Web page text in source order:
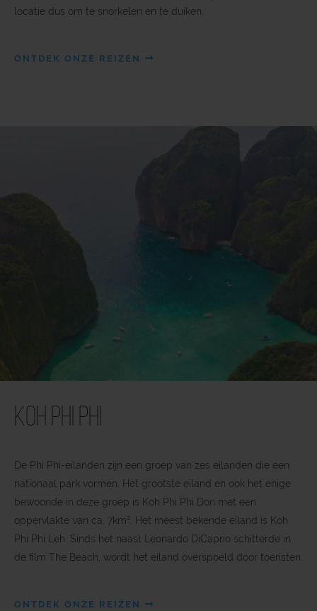
locatie dus om te snorkelen en te duiken.
ONTDEK ONZE REIZEN
Koh Phi Phi
De Phi Phi-eilanden zijn een groep van zes eilanden die een
nationaal park vormen. Het grootste eiland en ook het enige
bewoonde in deze groep is Koh Phi Phi Don met een
oppervlakte van ca. 7km². Het meest bekende eiland is Koh
Phi Phi Leh. Sinds het naast Leonardo DiCaprio schitterde in
de film The Beach, wordt het eiland overspoeld door toeristen.
ONTDEK ONZE REIZEN